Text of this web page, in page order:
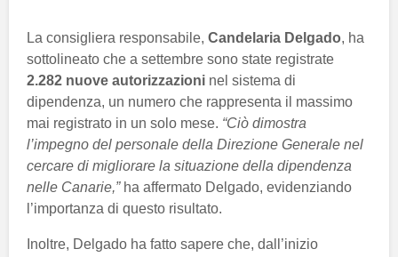
La consigliera responsabile, Candelaria Delgado, ha
sottolineato che a settembre sono state registrate
2.282 nuove autorizzazioni nel sistema di
dipendenza, un numero che rappresenta il massimo
mai registrato in un solo mese. “Ciò dimostra
l’impegno del personale della Direzione Generale nel
cercare di migliorare la situazione della dipendenza
nelle Canarie,”ha affermato Delgado, evidenziando
l’importanza di questo risultato.
Inoltre, Delgado ha fatto sapere che, dall’inizio